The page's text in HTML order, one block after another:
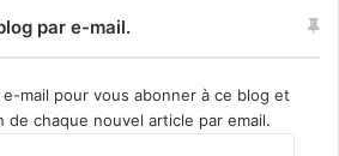
par e-mail.
mail pour vous abonner à ce blog et
chaque nouvel article par email.